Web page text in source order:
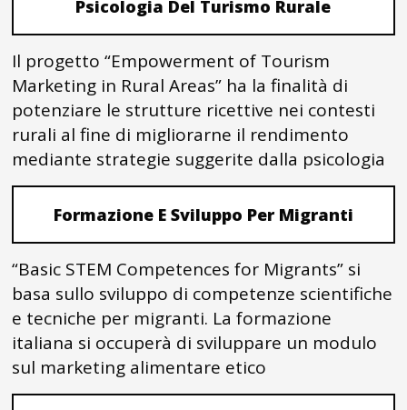
Psicologia Del Turismo Rurale
Il progetto “Empowerment of Tourism
Marketing in Rural Areas” ha la finalità di
potenziare le strutture ricettive nei contesti
rurali al fine di migliorarne il rendimento
mediante strategie suggerite dalla psicologia
Formazione E Sviluppo Per Migranti
“Basic STEM Competences for Migrants” si
basa sullo sviluppo di competenze scientifiche
e tecniche per migranti. La formazione
italiana si occuperà di sviluppare un modulo
sul marketing alimentare etico